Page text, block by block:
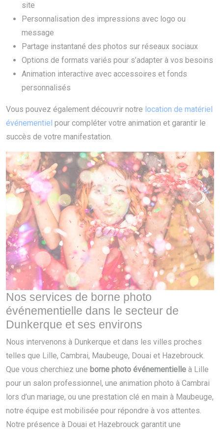
site
Personnalisation des impressions avec logo ou
message
Partage instantané des photos sur réseaux sociaux
Options de formats variés pour s’adapter à vos besoins
Animation interactive avec accessoires et fonds
personnalisés
Vous pouvez également découvrir notre location de matériel
événementiel pour compléter votre animation et garantir le
succès de votre manifestation.
Nos services de borne photo
événementielle dans le secteur de
Dunkerque et ses environs
Nous intervenons à Dunkerque et dans les villes proches
telles que Lille, Cambrai, Maubeuge, Douai et Hazebrouck.
Que vous cherchiez une borne photo événementielle à Lille
pour un salon professionnel, une animation photo à Cambrai
lors d’un mariage, ou une prestation clé en main à Maubeuge,
notre équipe est mobilisée pour répondre à vos attentes.
Notre présence à Douai et Hazebrouck garantit une